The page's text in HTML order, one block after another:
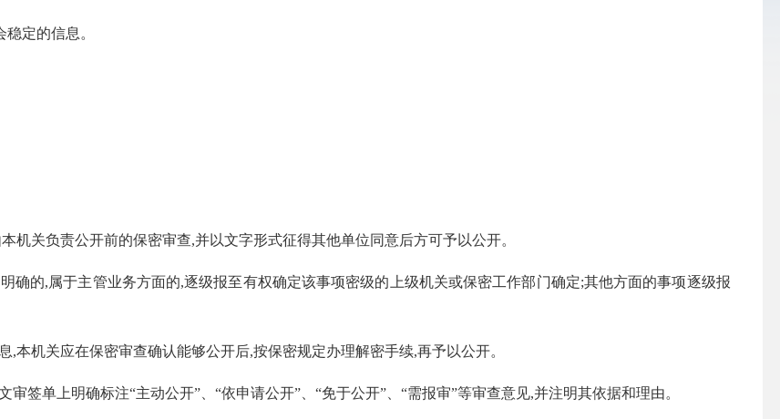
定的信息。
机关负责公开前的保密审查,并以文字形式征得其他单位同意后方可予以公开。
确的,属于主管业务方面的,逐级报至有权确定该事项密级的上级机关或保密工作部门确定;其他方面的事项逐级报
,本机关应在保密审查确认能够公开后,按保密规定办理解密手续,再予以公开。
审签单上明确标注“主动公开” 、“依申请公开” 、“免于公开” 、“需报审”等审查意见,并注明其依据和理由。